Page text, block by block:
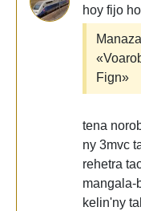
hoy fijo
Fign»
tena
ny 3mvc
rehetra
mangala-
kelin'ny